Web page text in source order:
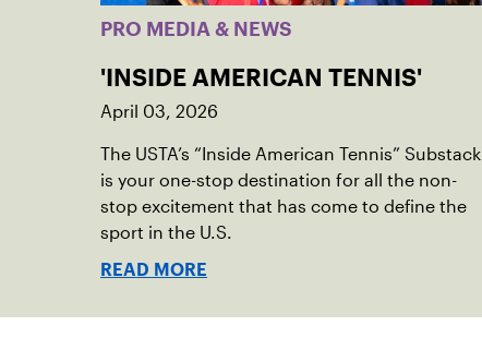
PRO MEDIA & NEWS
'INSIDE AMERICAN TENNIS'
April 03, 2026
The USTA’s “Inside American Tennis” Substack
is your one-stop destination for all the non-
stop excitement that has come to define the
sport in the U.S.
READ MORE